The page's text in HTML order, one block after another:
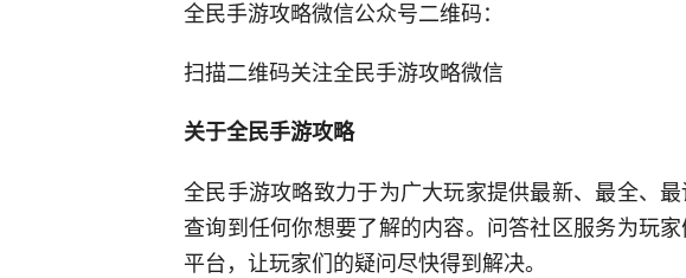
全民手游攻略微信公众号二维码：
扫描二维码关注全民手游攻略微信
关于全民手游攻略
全民手游攻略致力于为广大玩家提供最新、最全、
查询到任何你想要了解的内容。问答社区服务为玩
平台，让玩家们的疑问尽快得到解决。